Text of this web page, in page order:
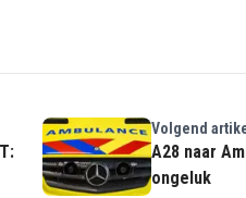
Volgend
A28 naar
ongeluk